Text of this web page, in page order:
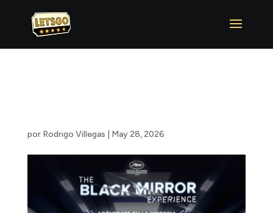
por Rodrigo Villegas May 28, 2026